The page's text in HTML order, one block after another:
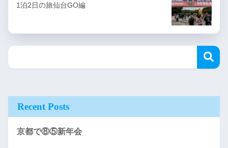
1泊2日の旅仙台GO編
Recent Posts
京都で⑧⑤新年会